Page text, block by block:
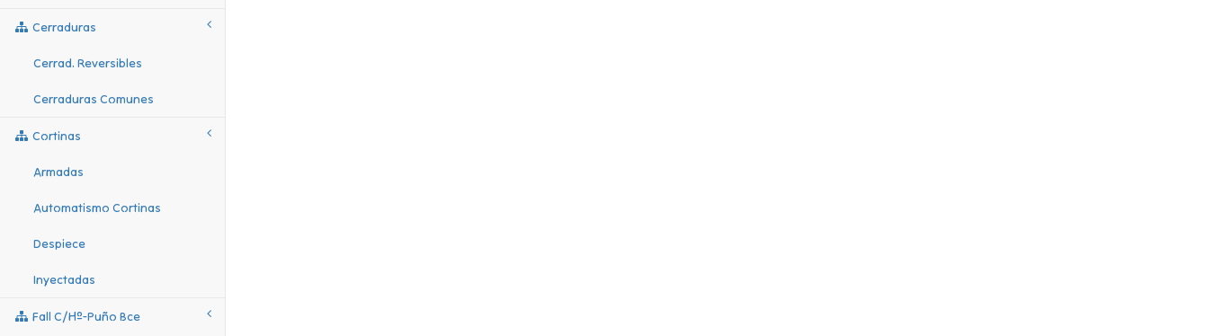
Cerraduras
Cerrad. Reversibles
Cerraduras Comunes
Cortinas
Armadas
Automatismo Cortinas
Despiece
Inyectadas
Fall C/hº-Puño Bce